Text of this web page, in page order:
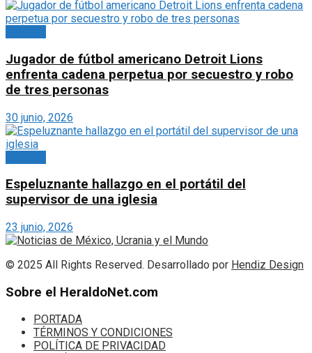
Jugador de fútbol americano Detroit Lions
enfrenta cadena perpetua por secuestro y robo
de tres personas
30 junio, 2026
Espeluznante hallazgo en el portátil del
supervisor de una iglesia
23 junio, 2026
© 2025 All Rights Reserved. Desarrollado por Hendiz Design
Sobre el HeraldoNet.com
PORTADA
TÉRMINOS Y CONDICIONES
POLÍTICA DE PRIVACIDAD